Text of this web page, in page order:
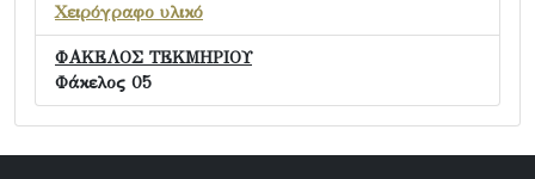
Χειρόγραφο υλικό
ΦΑΚΕΛΟΣ ΤΕΚΜΗΡΙΟΥ
Φάκελος 05